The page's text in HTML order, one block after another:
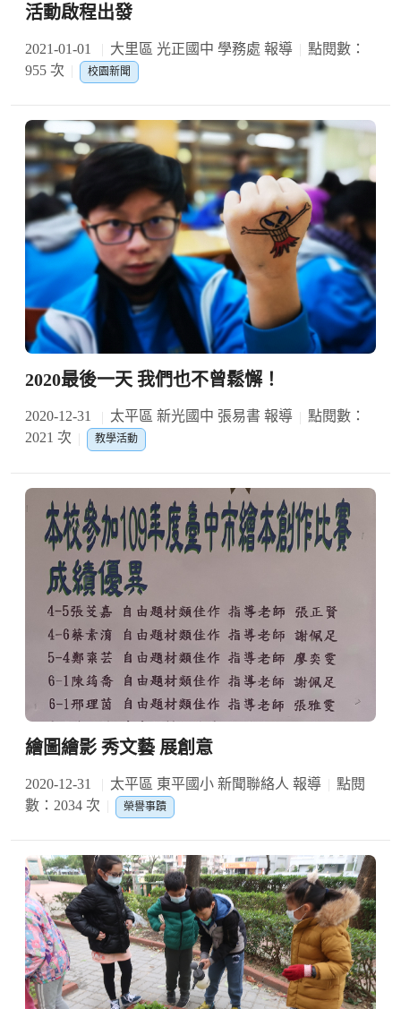
活動啟程出發
2021-01-01 大里區 光正國中 學務處 報導
點閱數：
955 次
校園新聞
2020最後一天 我們也不曾鬆懈！
2020-12-31 太平區 新光國中 張易書 報導
點閱數：
2021 次
教學活動
繪圖繪影 秀文藝 展創意
2020-12-31 太平區 東平國小 新聞聯絡人 報導
點閱
數：2034 次
榮譽事蹟